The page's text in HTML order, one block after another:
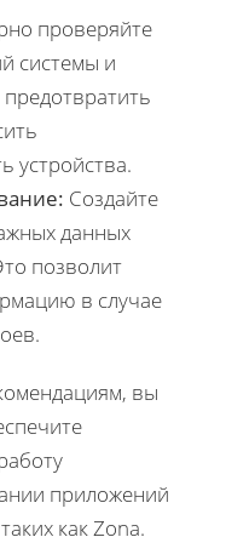
проверяйте
системы и
устройства.
Создайте
данных
позволит
в случае
вы
приложений
как Zona.